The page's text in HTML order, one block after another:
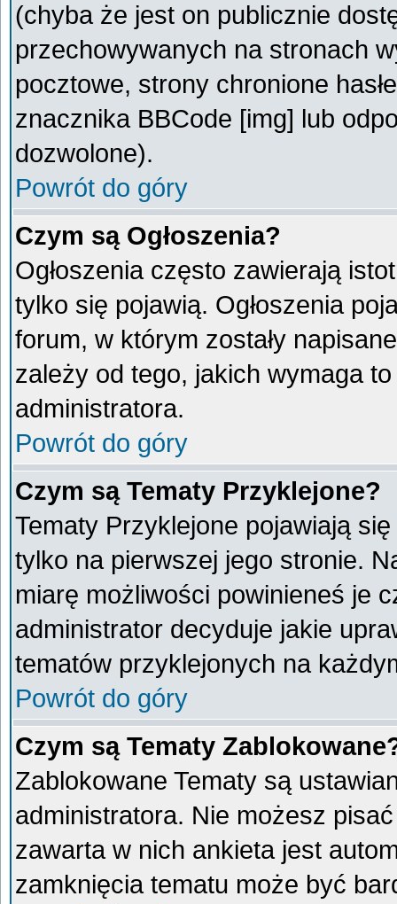
(chyba że jest on publicznie
przechowywanych na stronach
pocztowe, strony chronione
znacznika BBCode [img] lub
dozwolone).
Powrót do góry
Czym są Ogłoszenia?
Ogłoszenia często zawierają
tylko się pojawią. Ogłoszenia
forum, w którym zostały
zależy od tego, jakich wymaga
administratora.
Powrót do góry
Czym są Tematy Przyklejone?
Tematy Przyklejone pojawiają
tylko na pierwszej jego stronie.
miarę możliwości powinieneś je
administrator decyduje jakie
tematów przyklejonych na
Powrót do góry
Czym są Tematy
Zablokowane Tematy są
administratora. Nie możesz
zawarta w nich ankieta jest
zamknięcia tematu może być